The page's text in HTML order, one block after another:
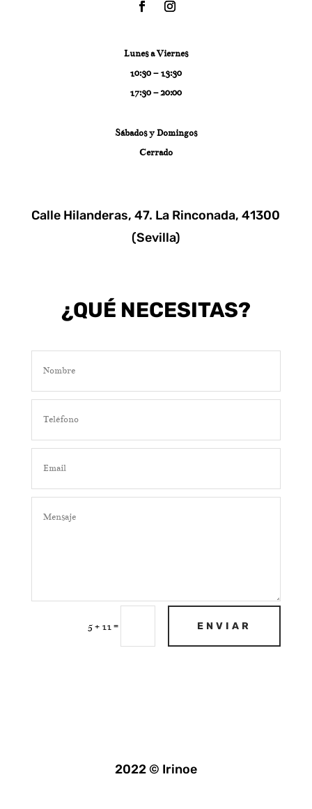
Lunes a Viernes
10:30 – 13:30
17:30 – 20:00
Sábados y Domingos
Cerrado
Calle Hilanderas, 47. La Rinconada, 41300
(Sevilla)
¿QUÉ NECESITAS?
5 + 11 = ENVIAR
2022 © Irinoe